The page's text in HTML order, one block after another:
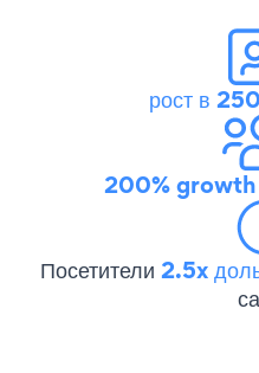
рост в
200% growth
Посетители 2.5x